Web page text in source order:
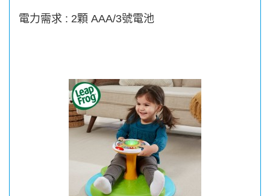
電力需求 : 2顆 AAA/3號電池